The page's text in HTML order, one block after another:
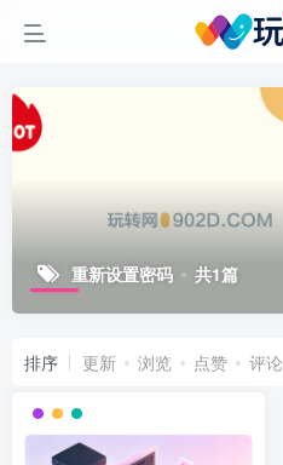
重新设置密码 共1篇
排序 更新 浏览 点赞 评论